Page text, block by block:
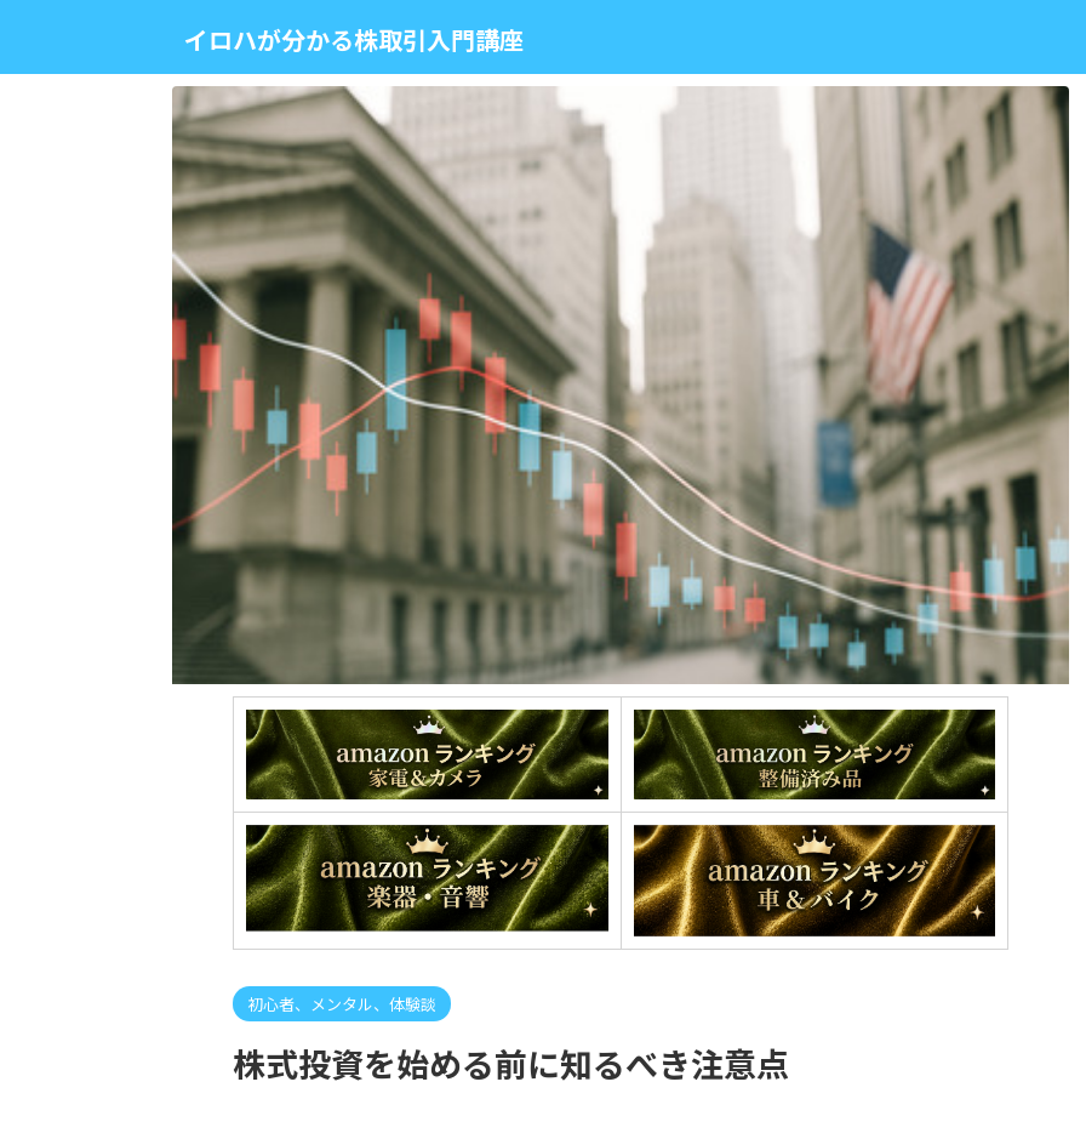
イロハが分かる株取引入門講座
初心者、メンタル、体験談
株式投資を始める前に知るべき注意点